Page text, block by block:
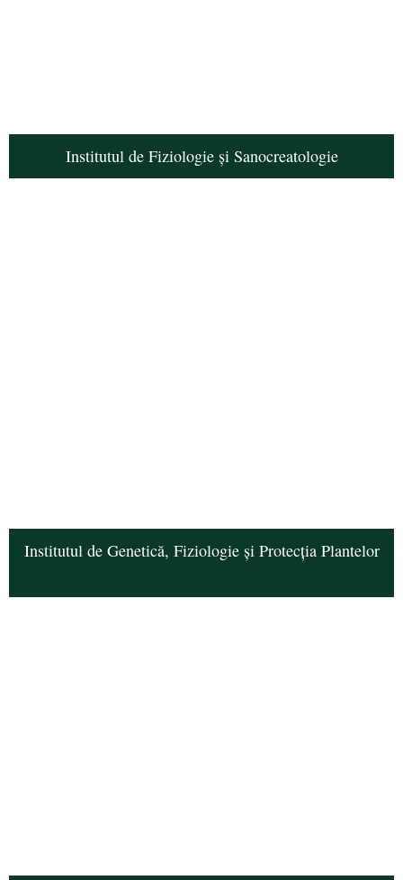
Institutul de Fiziologie și Sanocreatologie
Institutul de Genetică, Fiziologie și Protecția Plantelor